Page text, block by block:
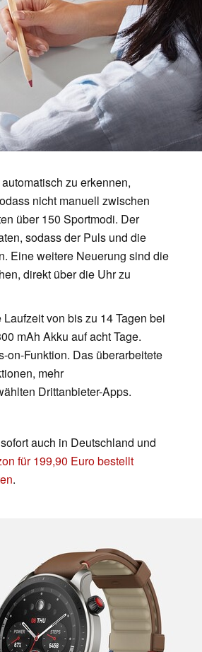
zu erkennen,
nicht manuell zwischen
über 150 Sportmodi. Der
sodass der Puls und die
Eine weitere Neuerung sind die
direkt über die Uhr zu
von bis zu 14 Tagen bei
mAh Akku auf acht Tage.
on-Funktion. Das überarbeitete
mehr
Drittanbieter-Apps.
auch in Deutschland und
für 199,90 Euro bestellt
.